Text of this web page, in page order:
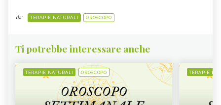
da: TERAPIE NATURALI OROSCOPO
Ti potrebbe interessare anche
TERAPIE NATURALI OROSCOPO TERAPIE